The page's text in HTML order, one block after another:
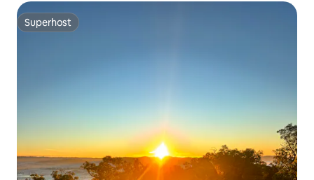
Superhost
Superhost